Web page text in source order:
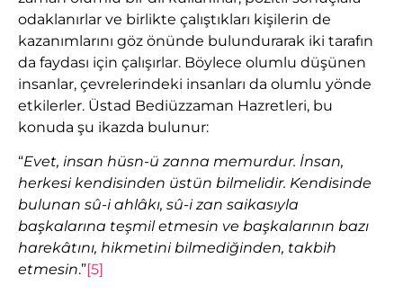
odaklanırlar ve birlikte çalıştıkları kişilerin de
kazanımlarını göz önünde bulundurarak iki tarafın
da faydası için çalışırlar. Böylece olumlu düşünen
insanlar, çevrelerindeki insanları da olumlu yönde
etkilerler. Üstad Bediüzzaman Hazretleri, bu
konuda şu ikazda bulunur:
“Evet, insan hüsn-ü zanna memurdur. İnsan,
herkesi kendisinden üstün bilmelidir. Kendisinde
bulunan sû-i ahlâkı, sû-i zan saikasıyla
başkalarına teşmil etmesin ve başkalarının bazı
harekâtını, hikmetini bilmediğinden, takbih
etmesin.”[5]